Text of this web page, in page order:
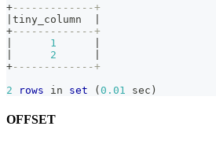
+-------------+
tiny_column
+-------------+
1
2
+-------------+
2
rows in set (0.01 sec )
OFFSET